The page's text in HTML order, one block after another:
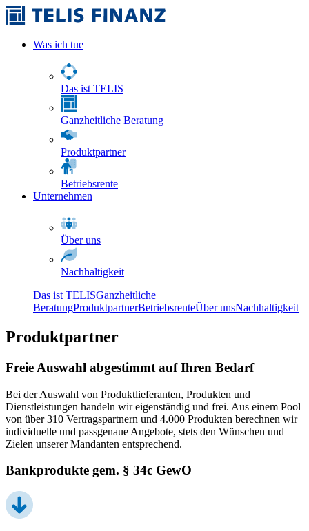
Was ich tue
Das ist TELIS
Ganzheitliche Beratung
Produktpartner
Betriebsrente
Unternehmen
Über uns
Nachhaltigkeit
Das ist TELISGanzheitliche
BeratungProduktpartnerBetriebsrenteÜber unsNachhaltigkeit
Produktpartner
Freie Auswahl abgestimmt auf Ihren Bedarf
Bei der Auswahl von Produktlieferanten, Produkten und
Dienstleistungen handeln wir eigenständig und frei. Aus einem Pool
von über 310 Vertragspartnern und 4.000 Produkten berechnen wir
individuelle und passgenaue Angebote, stets den Wünschen und
Zielen unserer Mandanten entsprechend.
Bankprodukte gem. § 34c GewO